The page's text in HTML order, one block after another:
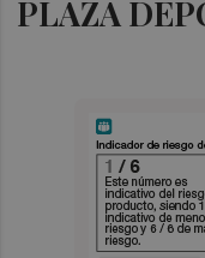
PLAZA